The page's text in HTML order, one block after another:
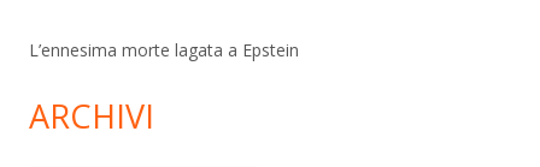
L’ennesima morte lagata a Epstein
ARCHIVI